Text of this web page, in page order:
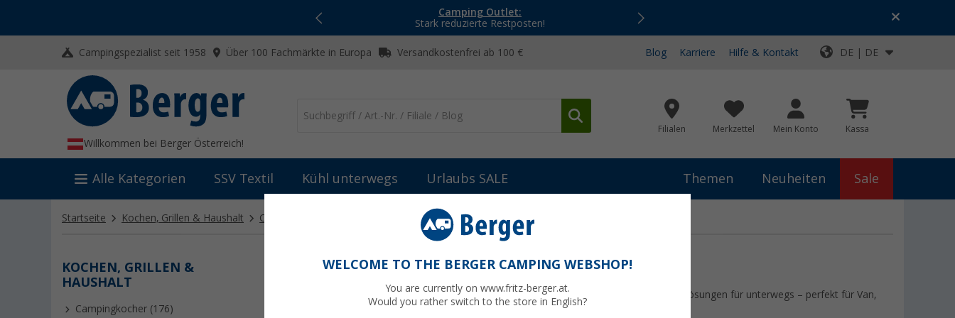
Camping Outlet:
Stark reduzierte Restposten!
Top-Deals für dein Abenteuer!
Campingspezialist seit 1958 Über 100 Fachmärkte in Europa Versandkostenfrei ab 100 € Blog Karriere Hilfe & Kontakt DE | DE
Willkommen bei Berger Österreich!
Filialen Merkzettel Mein Konto Kassa
Alle Kategorien SSV Textil Kühl unterwegs Urlaubs SALE Themen Neuheiten Sale
Startseite Kochen, Grillen & Haushalt Camping Kochgeschirr Kochgeschirr-Sets (61)
KOCHEN, GRILLEN &
HAUSHALT
Campingkocher (176)
KOCHGESCHIRR-SETS
Alle Topfe in einem Set: Unsere Camping-Topf-Sets bieten kompakte, widerstandsfähige Lösungen für unterwegs – perfekt für Van,
Zelt oder Wohnmobil.Jetzt mehr über unsere KategorieKochgeschirr-Sets
WELCOME TO THE BERGER CAMPING WEBSHOP!
You are currently on www.fritz-berger.at.
Would you rather switch to the store in English?